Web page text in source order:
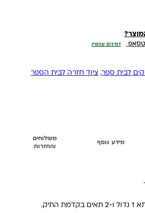
זמינים עכשיו
לבית ספר, ציוד חזרה לבית הספר
מידע נוסף
משלוחים
והחזרות